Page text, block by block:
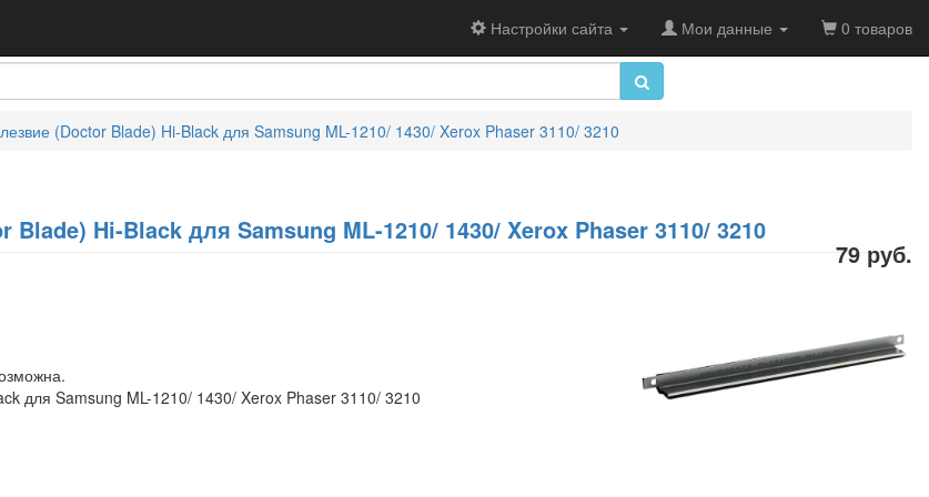
Настройки сайта Мои данные 0 товаров
(Doctor Blade) Hi-Black для Samsung ML-1210/ 1430/ Xerox Phaser 3110/ 3210
Hi-Black для Samsung ML-1210/ 1430/ Xerox Phaser 3110/ 3210
79 руб.
для Samsung ML-1210/ 1430/ Xerox Phaser 3110/ 3210